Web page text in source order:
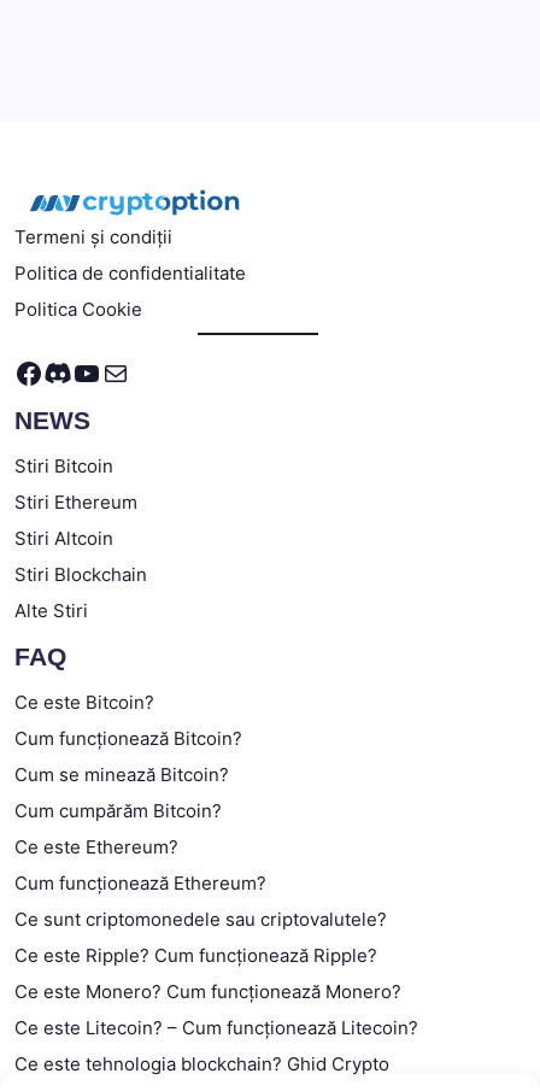
Termeni și condiții
Politica de confidentialitate
Politica Cookie
Facebook
Discord
YouTube
Mail
NEWS
Stiri Bitcoin
Stiri Ethereum
Stiri Altcoin
Stiri Blockchain
Alte Stiri
FAQ
Ce este Bitcoin?
Cum funcționează Bitcoin?
Cum se minează Bitcoin?
Cum cumpărăm Bitcoin?
Ce este Ethereum?
Cum funcționează Ethereum?
Ce sunt criptomonedele sau criptovalutele?
Ce este Ripple? Cum funcționează Ripple?
Ce este Monero? Cum funcționează Monero?
Ce este Litecoin? – Cum funcționează Litecoin?
Ce este tehnologia blockchain? Ghid Crypto